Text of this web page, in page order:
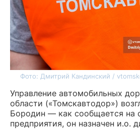
Фото: Дмитрий Кандинский /
Управление автомобильных
области («Томскавтодор»)
Бородин — как сообщается на
предприятия, он назначен и.о.